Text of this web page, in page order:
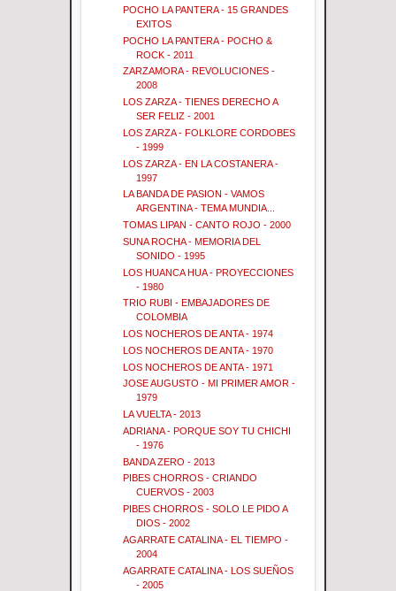
POCHO LA PANTERA - 15 GRANDES
EXITOS
POCHO LA PANTERA - POCHO &
ROCK - 2011
ZARZAMORA - REVOLUCIONES -
2008
LOS ZARZA - TIENES DERECHO A
SER FELIZ - 2001
LOS ZARZA - FOLKLORE CORDOBES
- 1999
LOS ZARZA - EN LA COSTANERA -
1997
LA BANDA DE PASION - VAMOS
ARGENTINA - TEMA MUNDIA...
TOMAS LIPAN - CANTO ROJO - 2000
SUNA ROCHA - MEMORIA DEL
SONIDO - 1995
LOS HUANCA HUA - PROYECCIONES
- 1980
TRIO RUBI - EMBAJADORES DE
COLOMBIA
LOS NOCHEROS DE ANTA - 1974
LOS NOCHEROS DE ANTA - 1970
LOS NOCHEROS DE ANTA - 1971
JOSE AUGUSTO - MI PRIMER AMOR -
1979
LA VUELTA - 2013
ADRIANA - PORQUE SOY TU CHICHI
- 1976
BANDA ZERO - 2013
PIBES CHORROS - CRIANDO
CUERVOS - 2003
PIBES CHORROS - SOLO LE PIDO A
DIOS - 2002
AGARRATE CATALINA - EL TIEMPO -
2004
AGARRATE CATALINA - LOS SUEÑOS
- 2005